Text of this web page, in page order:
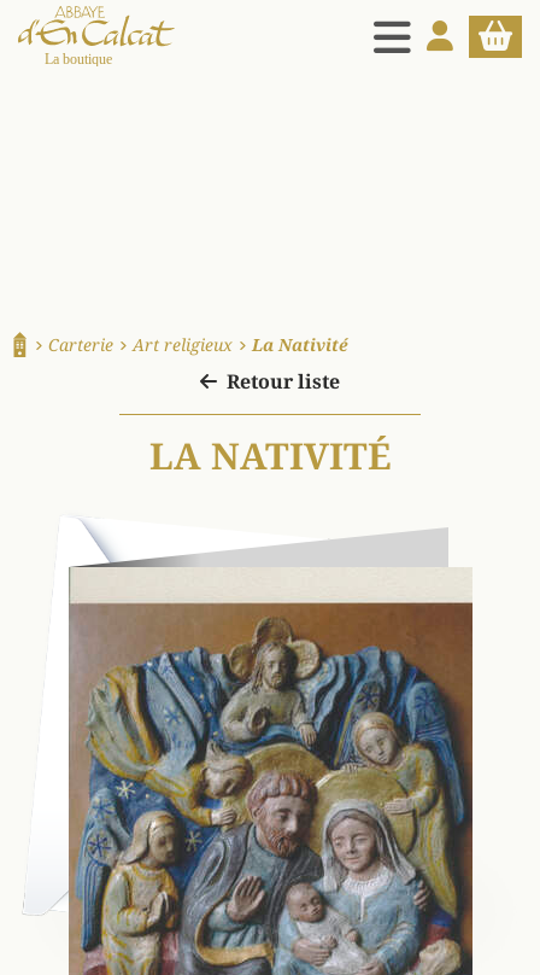
MENU
MON PANIER
Carterie Art religieux La Nativité
Retour liste
LA NATIVITÉ